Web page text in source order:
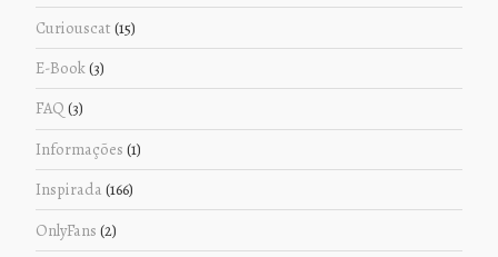
Curiouscat (15)
E-Book(3)
FAQ (3)
Informações (1)
Inspirada (166)
OnlyFans (2)